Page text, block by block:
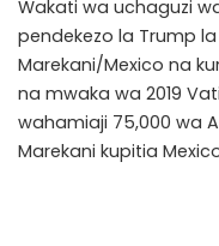
Wakati wa uchaguzi
pendekezo la Trump
Marekani/Mexico na
na mwaka wa 2019
wahamiaji 75,000 wa
Marekani kupitia